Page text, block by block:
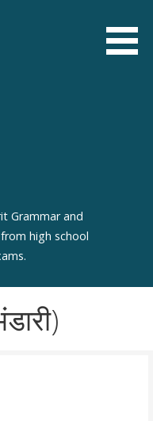
Grammar and
high school